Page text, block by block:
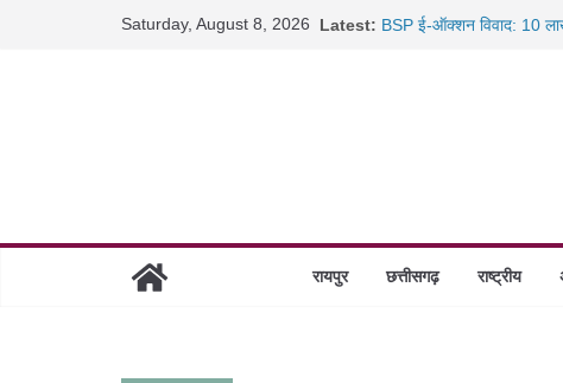
Saturday, August 8, 2026 Latest: BSP ई-ऑक्शन विवाद: 10
छत्तीसगढ़ में 1460 गोधाम
रायपुर छत्तीसगढ़ राष्ट्रीय